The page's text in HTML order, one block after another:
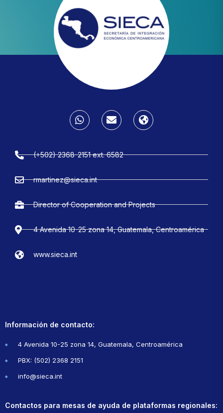
(+502) 2368-2151 ext. 6582
rmartinez@sieca.int
Director of Cooperation and Projects
4 Avenida 10-25 zona 14, Guatemala, Centroamérica
www.sieca.int
Información de contacto:
4 Avenida 10-25 zona 14, Guatemala, Centroamérica
PBX: (502) 2368 2151
info@sieca.int
Contactos para mesas de ayuda de plataformas regionales: